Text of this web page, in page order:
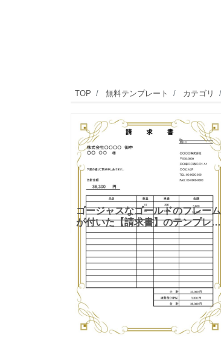
TOP 無料テンプレート カテゴリ
ゴージャスなゴールドのフレーム
が付いた【請求書】のテンプレー
ト 華やかなゴールドのフレームが
付いた請求書のテンプレートで、
高額商品を取り扱う際の請求書に
ぴったり